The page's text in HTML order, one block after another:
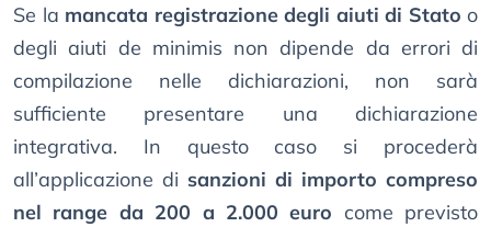
Se la mancata registrazione degli aiuti di Stato o
degli aiuti de minimis non dipende da errori di
compilazione nelle dichiarazioni, non sarà
sufficiente presentare una dichiarazione
integrativa. In questo caso si procederà
all’applicazione di sanzioni di importo compreso
nel range da 200 a 2.000 euro come previsto